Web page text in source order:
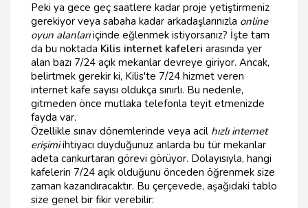
Peki ya gece geç saatlere kadar proje yetiştirmeniz
gerekiyor veya sabaha kadar arkadaşlarınızla online
oyun alanlarıiçinde eğlenmek istiyorsanız? İşte tam
da bu noktada Kilis internet kafeleri arasında yer
alan bazı 7/24 açık mekanlar devreye giriyor. Ancak,
belirtmek gerekir ki, Kilis'te 7/24 hizmet veren
internet kafe sayısı oldukça sınırlı. Bu nedenle,
gitmeden önce mutlaka telefonla teyit etmenizde
fayda var.
Özellikle sınav dönemlerinde veya acil hızlı internet
erişimiihtiyacı duyduğunuz anlarda bu tür mekanlar
adeta cankurtaran görevi görüyor. Dolayısıyla, hangi
kafelerin 7/24 açık olduğunu önceden öğrenmek size
zaman kazandıracaktır. Bu çerçevede, aşağıdaki tablo
size genel bir fikir verebilir: